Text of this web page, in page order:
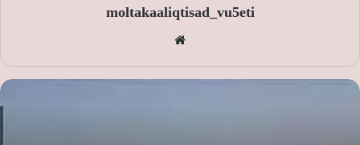
moltakaaliqtisad_vu5eti
الوي